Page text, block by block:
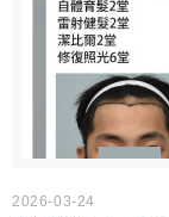
2026-03-24